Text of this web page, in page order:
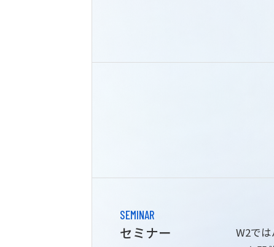
SEMINAR
セミナー
W2で